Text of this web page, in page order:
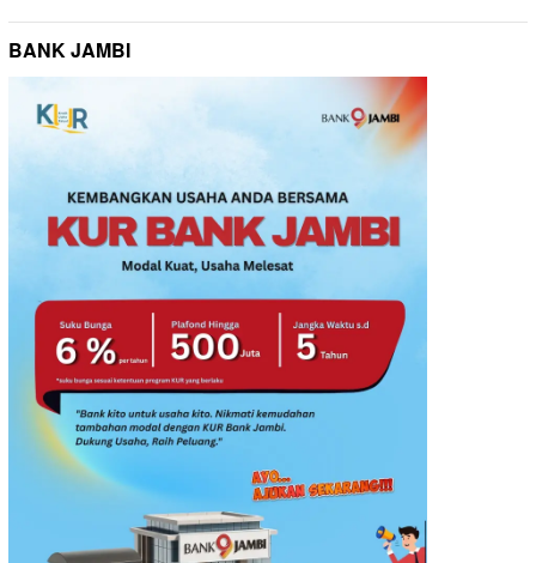
BANK JAMBI